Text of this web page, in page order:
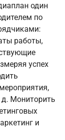
один
по
работы,
успех
д. Мониторить
и